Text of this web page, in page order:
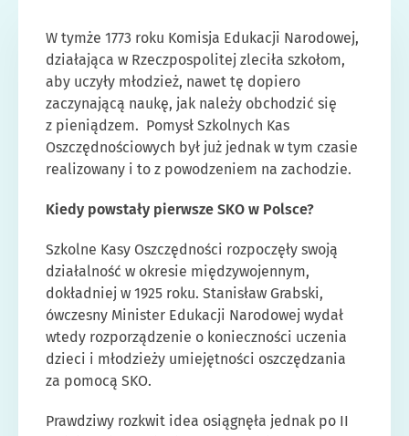
W tymże 1773 roku Komisja Edukacji Narodowej,
działająca w Rzeczpospolitej zleciła szkołom,
aby uczyły młodzież, nawet tę dopiero
zaczynającą naukę, jak należy obchodzić się
z pieniądzem. Pomysł Szkolnych Kas
Oszczędnościowych był już jednak w tym czasie
realizowany i to z powodzeniem na zachodzie.
Kiedy powstały pierwsze SKO w Polsce?
Szkolne Kasy Oszczędności rozpoczęły swoją
działalność w okresie międzywojennym,
dokładniej w 1925 roku. Stanisław Grabski,
ówczesny Minister Edukacji Narodowej wydał
wtedy rozporządzenie o konieczności uczenia
dzieci i młodzieży umiejętności oszczędzania
za pomocą SKO.
Prawdziwy rozkwit idea osiągnęła jednak po II